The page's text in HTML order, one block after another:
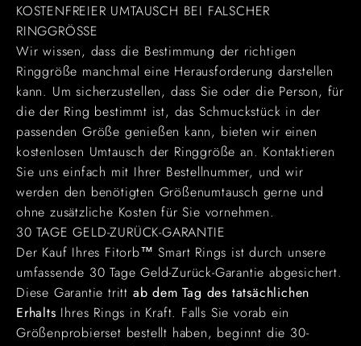
KOSTENFREIER UMTAUSCH BEI FALSCHER
RINGGRÖSSE
Wir wissen, dass die Bestimmung der richtigen
Ringgröße manchmal eine Herausforderung darstellen
kann. Um sicherzustellen, dass Sie oder die Person, für
die der Ring bestimmt ist, das Schmuckstück in der
passenden Größe genießen kann, bieten wir einen
kostenlosen Umtausch der Ringgröße an. Kontaktieren
Sie uns einfach mit Ihrer Bestellnummer, und wir
werden den benötigten Größenumtausch gerne und
ohne zusätzliche Kosten für Sie vornehmen.
30 TAGE GELD-ZURÜCK-GARANTIE
Der Kauf Ihres Fitorb™ Smart Rings ist durch unsere
umfassende 30 Tage Geld-Zurück-Garantie abgesichert.
Diese Garantie tritt ab dem Tag des tatsächlichen
Erhalts Ihres Rings in Kraft. Falls Sie vorab ein
Größenprobierset bestellt haben, beginnt die 30-